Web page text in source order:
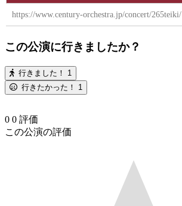
https://www.century-orchestra.jp/concert/265teiki/
この公演に行きましたか？
行きました！ 1
行きたかった！ 1
0 0 評価
この公演の評価